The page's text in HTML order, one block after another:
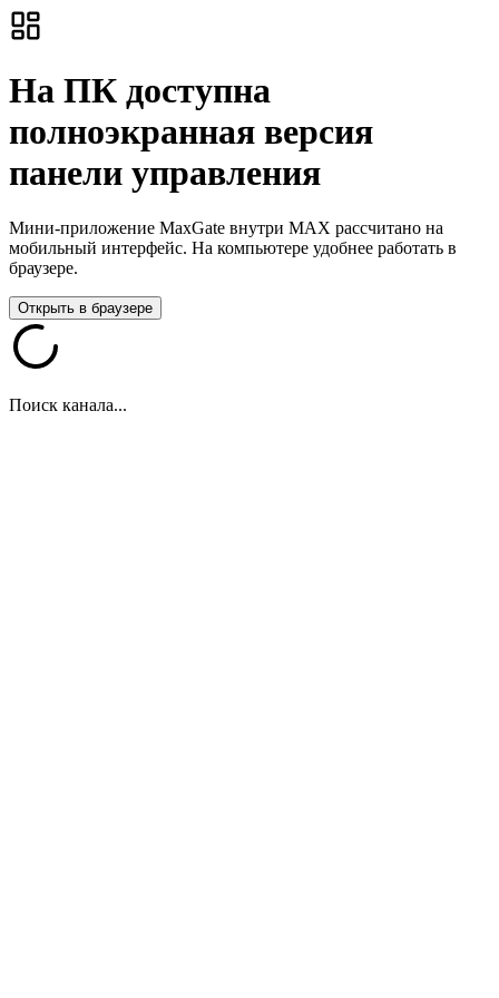
На ПК доступна
полноэкранная версия
панели управления
Мини-приложение MaxGate внутри MAX рассчитано на
мобильный интерфейс. На компьютере удобнее работать в
браузере.
Открыть в браузере
Поиск канала...